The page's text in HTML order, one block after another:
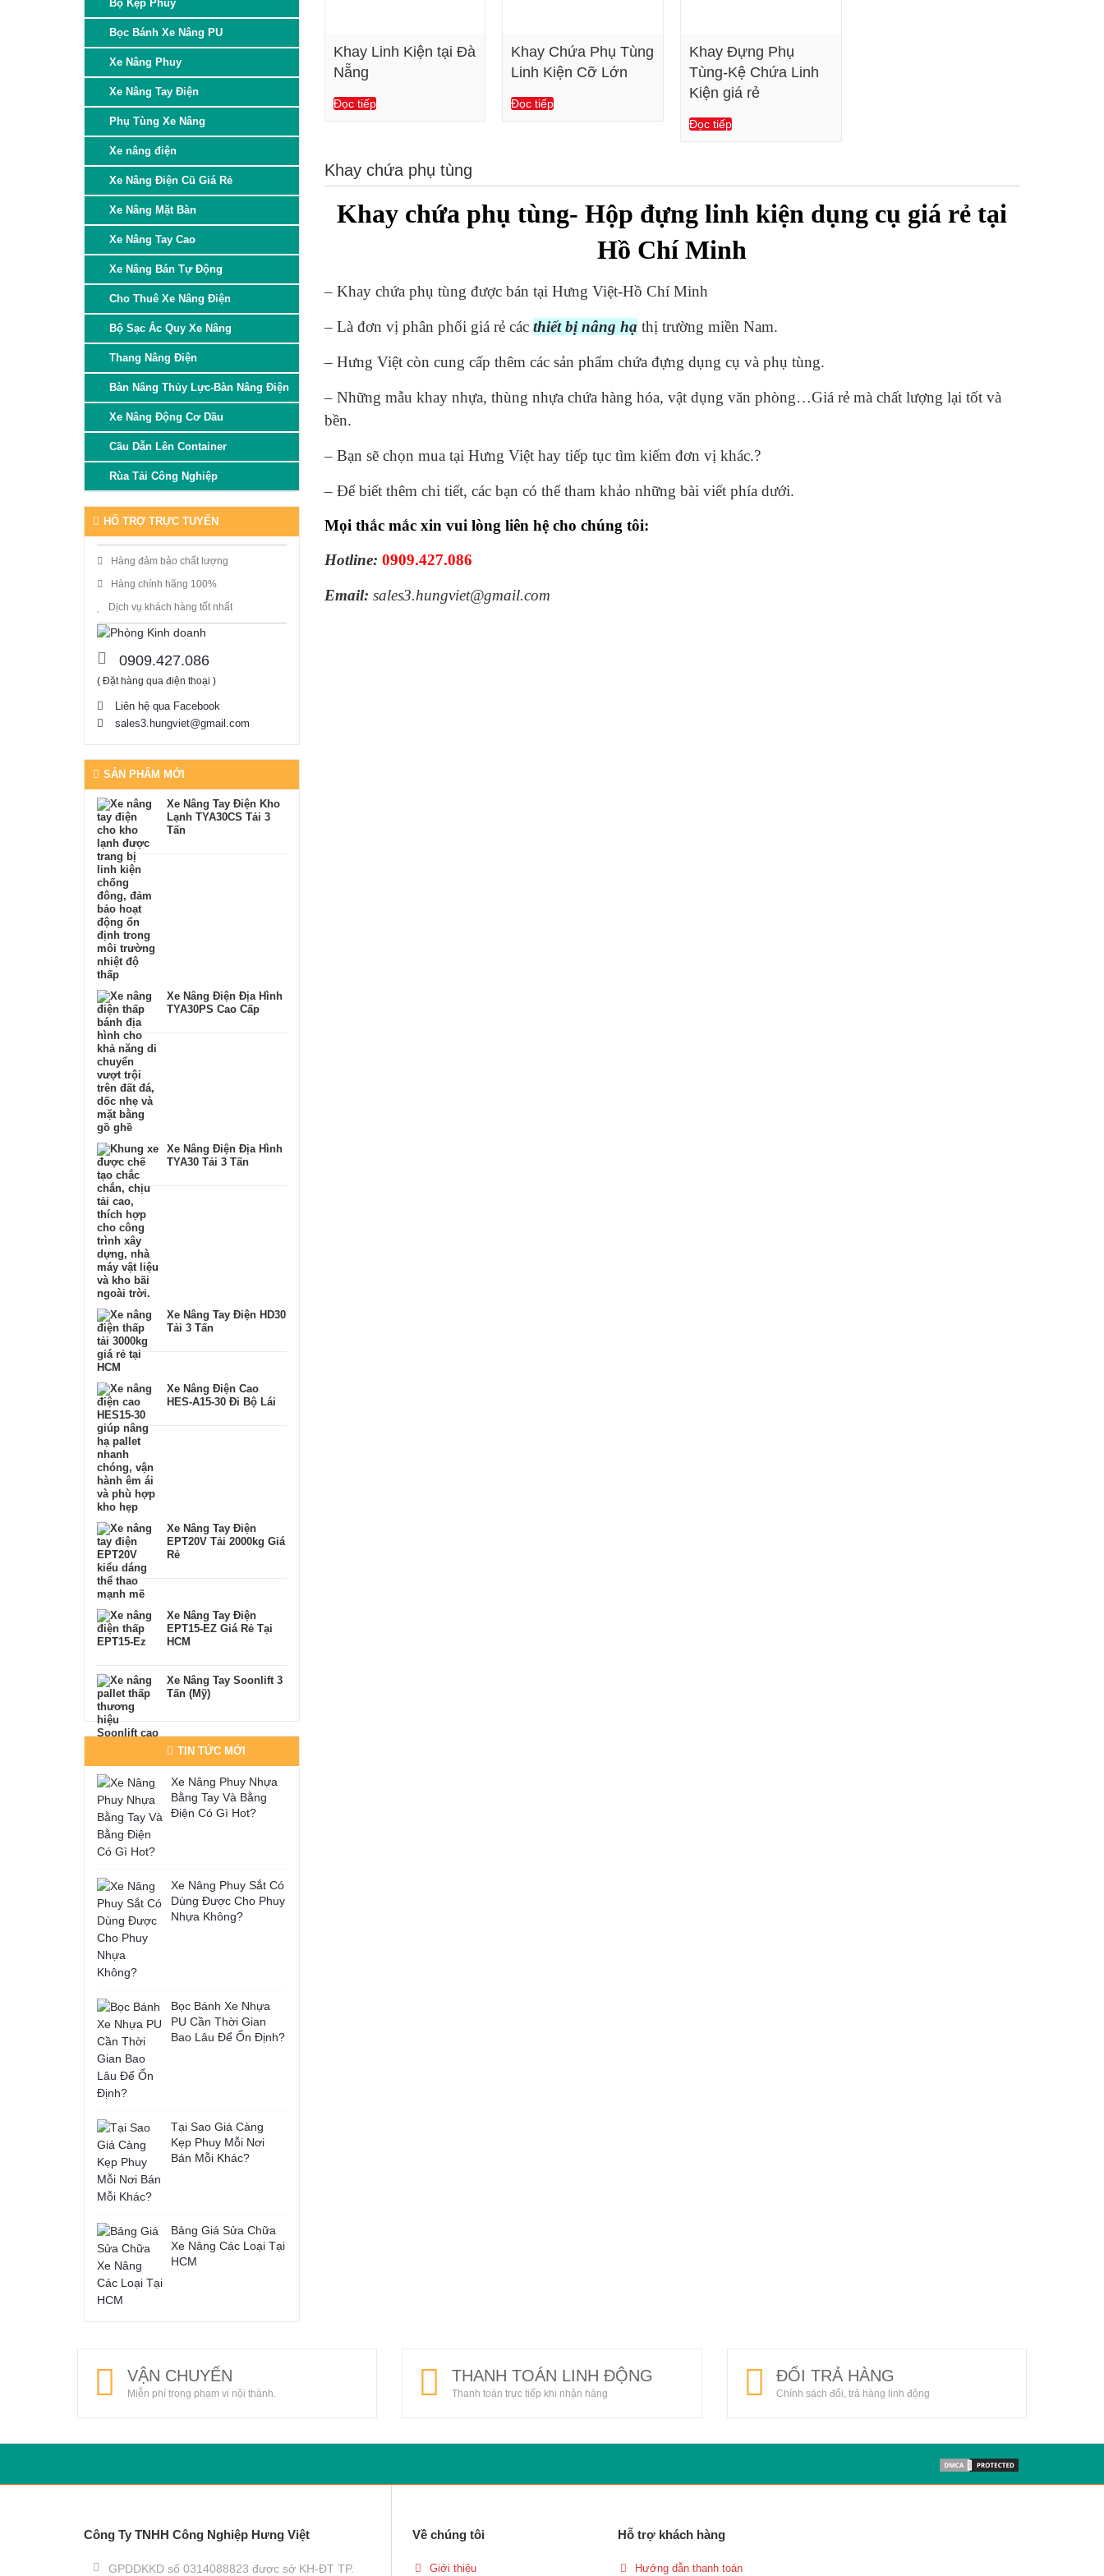
Khay Linh Kiện tại Đà
Nẵng
Đọc tiếp
Khay Chứa Phụ Tùng
Linh Kiện Cỡ Lớn
Đọc tiếp
Xem chi tiết
Khay Đựng Phụ
Tùng-Kệ Chứa Linh
Kiện giá rẻ
Đọc tiếp
Khay chứa phụ tùng
Khay chứa phụ tùng- Hộp đựng linh kiện dụng cụ giá rẻ tại
Hồ Chí Minh
– Khay chứa phụ tùng được bán tại Hưng Việt-Hồ Chí Minh
– Là đơn vị phân phối giá rẻ các thiết bị nâng hạ thị trường miền Nam.
– Hưng Việt còn cung cấp thêm các sản phẩm chứa đựng dụng cụ và phụ tùng.
– Những mẫu khay nhựa, thùng nhựa chứa hàng hóa, vật dụng văn phòng…Giá rẻ mà chất lượng lại tốt và
bền.
– Bạn sẽ chọn mua tại Hưng Việt hay tiếp tục tìm kiếm đơn vị khác.?
– Để biết thêm chi tiết, các bạn có thể tham khảo những bài viết phía dưới.
Mọi thắc mắc xin vui lòng liên hệ cho chúng tôi:
Hotline: 0909.427.086
Email: sales3.hungviet@gmail.com
Bộ Kẹp Phuy
Bọc Bánh Xe Nâng PU
Xe Nâng Phuy
Xe Nâng Tay Điện
Phụ Tùng Xe Nâng
Xe nâng điện
Xe Nâng Điện Cũ Giá Rẻ
Xe Nâng Mặt Bàn
Xe Nâng Tay Cao
Xe Nâng Bán Tự Động
Cho Thuê Xe Nâng Điện
Bộ Sạc Ắc Quy Xe Nâng
Thang Nâng Điện
Bàn Nâng Thủy Lực-Bàn Nâng Điện
Xe Nâng Động Cơ Dầu
Cầu Dẫn Lên Container
Rùa Tải Công Nghiệp
HỔ TRỢ TRỰC TUYẾN
Hàng đảm bảo chất lượng
Hàng chính hãng 100%
Dịch vụ khách hàng tốt nhất
0909.427.086
( Đặt hàng qua điện thoại )
Liên hệ qua Facebook
sales3.hungviet@gmail.com
SẢN PHẨM MỚI
Xe Nâng Tay Điện Kho
Lạnh TYA30CS Tải 3
Tấn
Xe Nâng Điện Địa Hình
TYA30PS Cao Cấp
Xe Nâng Điện Địa Hình
TYA30 Tải 3 Tấn
Xe Nâng Tay Điện HD30
Tải 3 Tấn
Xe Nâng Điện Cao
HES-A15-30 Đi Bộ Lái
Xe Nâng Tay Điện
EPT20V Tải 2000kg Giá
Rẻ
Xe Nâng Tay Điện
EPT15-EZ Giá Rẻ Tại
HCM
Xe Nâng Tay Soonlift 3
Tấn (Mỹ)
TIN TỨC MỚI
Xe Nâng Phuy Nhựa
Bằng Tay Và Bằng
Điện Có Gì Hot?
Xe Nâng Phuy Sắt Có
Dùng Được Cho Phuy
Nhựa Không?
Bọc Bánh Xe Nhựa
PU Cần Thời Gian
Bao Lâu Để Ổn Định?
Tại Sao Giá Càng
Kẹp Phuy Mỗi Nơi
Bán Mỗi Khác?
Bảng Giá Sửa Chữa
Xe Nâng Các Loại Tại
HCM
VẬN CHUYỂN
Miễn phí trong phạm vi nội thành.
THANH TOÁN LINH ĐỘNG
Thanh toán trực tiếp khi nhận hàng
ĐỔI TRẢ HÀNG
Chính sách đổi, trả hàng linh động
Công Ty TNHH Công Nghiệp Hưng Việt
GPDDKKD số 0314088823 được sở KH-ĐT TP.
Về chúng tôi
Giới thiệu
Hỗ trợ khách hàng
Hướng dẫn thanh toán